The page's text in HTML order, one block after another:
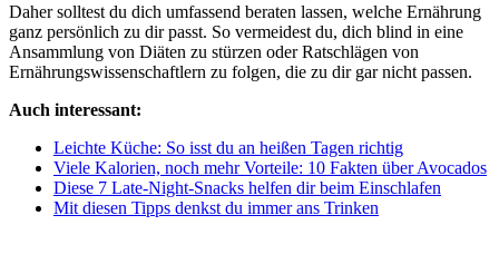
Daher solltest du dich umfassend beraten lassen, welche Ernährung
ganz persönlich zu dir passt. So vermeidest du, dich blind in eine
Ansammlung von Diäten zu stürzen oder Ratschlägen von
Ernährungswissenschaftlern zu folgen, die zu dir gar nicht passen.
Auch interessant:
Leichte Küche: So isst du an heißen Tagen richtig
Viele Kalorien, noch mehr Vorteile: 10 Fakten über Avocados
Diese 7 Late-Night-Snacks helfen dir beim Einschlafen
Mit diesen Tipps denkst du immer ans Trinken